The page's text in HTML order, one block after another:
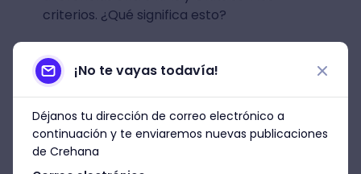
criterios. ¿Qué significa esto?
ambiciososy realmente
desafiantes. No es lo usual
encontrarse con OKRs fáciles de
lograr.
Los KPIs suelen sermás establesy
están relacionados con puntos de
¡No te vayas todavía!
Déjanos tu dirección de correo electrónico a
continuación y te enviaremos nuevas publicaciones
de Crehana